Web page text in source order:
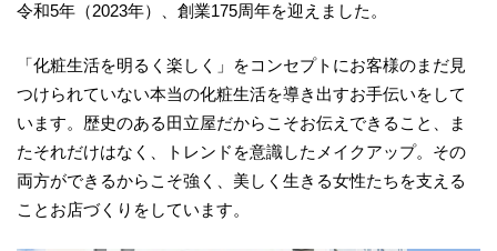
令和5年（2023年）、創業175周年を迎えました。
「化粧生活を明るく楽しく」をコンセプトにお客様のまだ見
つけられていない本当の化粧生活を導き出すお手伝いをして
います。歴史のある田立屋だからこそお伝えできること、ま
たそれだけはなく、トレンドを意識したメイクアップ。その
両方ができるからこそ強く、美しく生きる女性たちを支える
ことお店づくりをしています。